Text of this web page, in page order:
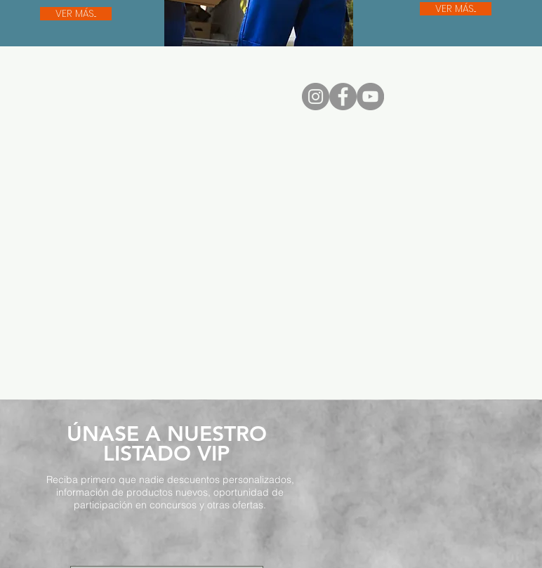
VER MÁS... VER MÁS...
​ÚNASE A NUESTRO
LISTADO VIP
Reciba primero que nadie descuentos personalizados,
información de productos nuevos, oportunidad de
participación en concursos y otras ofertas.